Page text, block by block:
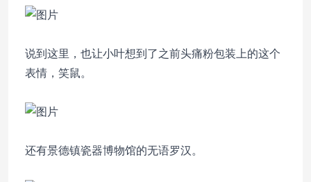
说到这里，也让小叶想到了之前头痛粉包装上的这个
表情，笑鼠。
还有景德镇瓷器博物馆的无语罗汉。